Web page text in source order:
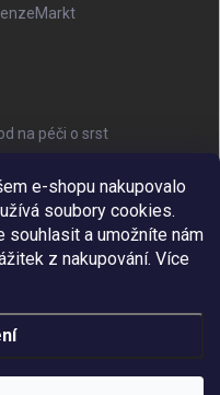
e-shopu nakupovalo
soubory cookies.
souhlasit a umožníte nám
z nakupování. Více
na péči o srst
ceny
práva vyhrazena.Upravit